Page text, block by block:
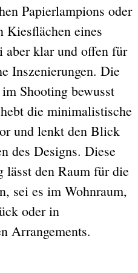
Papierlampions oder
Kiesflächen eines
aber klar und offen für
Inszenierungen. Die
Shooting bewusst
die minimalistische
und lenkt den Blick
des Designs. Diese
lässt den Raum für die
sei es im Wohnraum,
oder in
Arrangements.